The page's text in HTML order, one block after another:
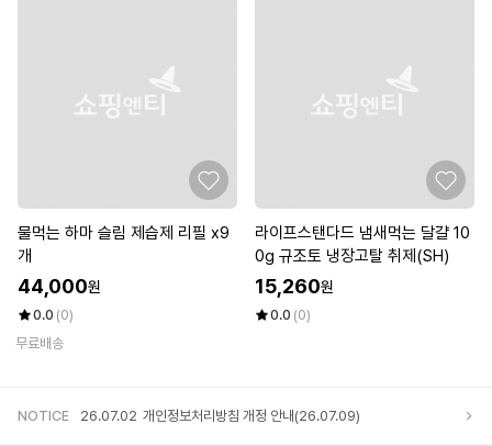
물먹는 하마 슬림 제습제 리필 x9
개
44,000원
0.0 (0)
무료배송
라이프스탠다드 냄새먹는 달걀 10
0g 규조토 냉장고탈 취제(SH)
15,260원
0.0 (0)
NOTICE 26.07.02 개인정보처리방침 개정 안내(26.07.09)